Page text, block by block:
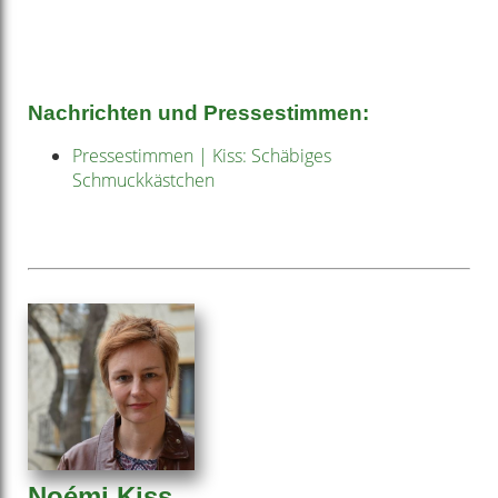
Nachrichten und Pressestimmen:
Pressestimmen | Kiss: Schäbiges
Schmuckkästchen